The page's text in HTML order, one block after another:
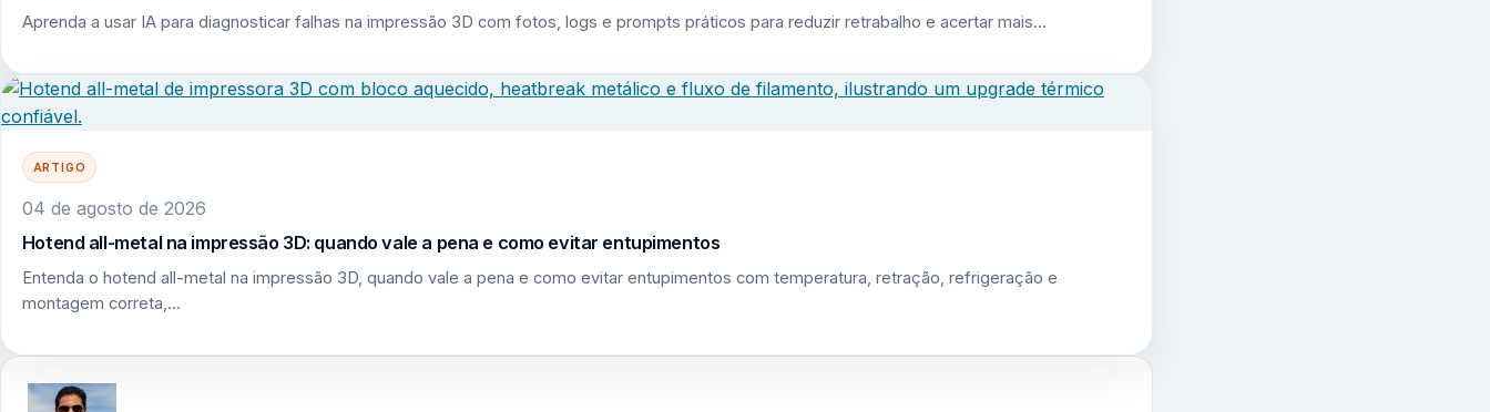
Aprenda a usar IA para diagnosticar falhas na impressão 3D com fotos, logs e prompts práticos para reduzir retrabalho e acertar mais…
ARTIGO
04 de agosto de 2026
Hotend all-metal na impressão 3D: quando vale a pena e como evitar entupimentos
Entenda o hotend all-metal na impressão 3D, quando vale a pena e como evitar entupimentos com temperatura, retração, refrigeração e
montagem correta,…